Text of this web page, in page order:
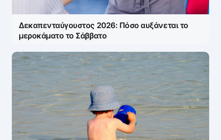
Δεκαπενταύγουστος 2026: Πόσο αυξάνεται το
μεροκάματο το Σάββατο